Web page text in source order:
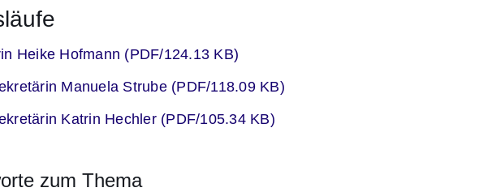
Heike Hofmann (PDF/124.13 KB)
in einem neuen Fenster
Manuela Strube (PDF/118.09 KB)
in einem neuen Fenster
Katrin Hechler (PDF/105.34 KB)
in einem neuen Fenster
zum Thema